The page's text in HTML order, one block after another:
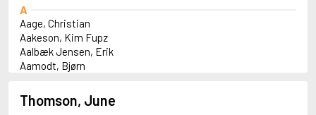
A
Aage, Christian
Aakeson, Kim Fupz
Aalbæk Jensen, Erik
Aamodt, Bjørn
Abbey, Kieran
Abbot, Anthony
Thomson, June